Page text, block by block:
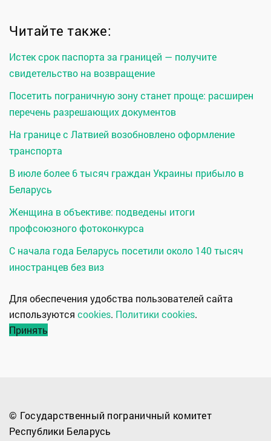
Читайте также:
Истек срок паспорта за границей — получите
свидетельство на возвращение
Посетить пограничную зону станет проще: расширен
перечень разрешающих документов
На границе с Латвией возобновлено оформление
транспорта
В июле более 6 тысяч граждан Украины прибыло в
Беларусь
Женщина в объективе: подведены итоги
профсоюзного фотоконкурса
С начала года Беларусь посетили около 140 тысяч
иностранцев без виз
Для обеспечения удобства пользователей сайта
используются cookies. Политики cookies.
Принять
© Государственный пограничный комитет
Республики Беларусь